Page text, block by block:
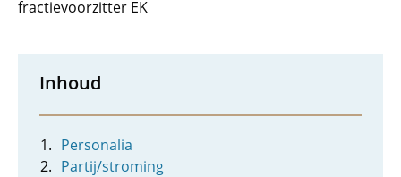
fractievoorzitter EK
Inhoud
Personalia
Partij/stroming